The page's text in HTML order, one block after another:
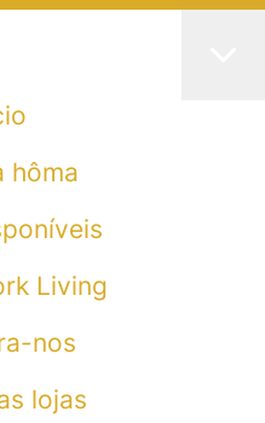
hôma
Living
nos
lojas